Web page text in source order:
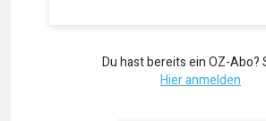
Du hast bereits ein OZ-Abo?
Hier anmelden